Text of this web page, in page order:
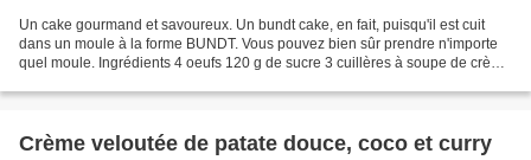
Un cake gourmand et savoureux. Un bundt cake, en fait, puisqu'il est cuit
dans un moule à la forme BUNDT. Vous pouvez bien sûr prendre n'importe
quel moule. Ingrédients 4 oeufs 120 g de sucre 3 cuillères à soupe de crème
Crème veloutée de patate douce, coco et curry